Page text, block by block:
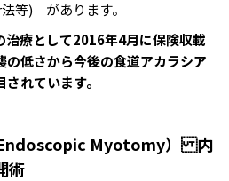
等) があります。
治療として2016年4月に保険収載
の低さから今後の食道アカラシア
れています。
Myotomy） 内
術